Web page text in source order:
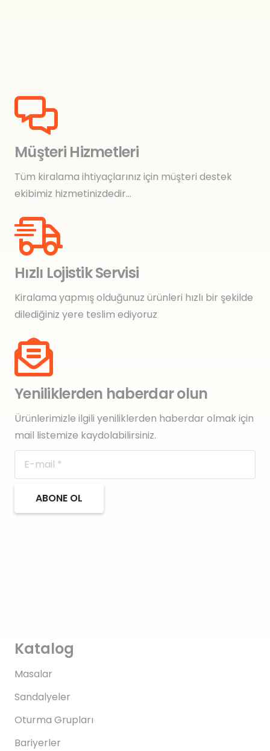
Müşteri Hizmetleri
Tüm kiralama ihtiyaçlarınız için müşteri destek
ekibimiz hizmetinizdedir…
Hızlı Lojistik Servisi
Kiralama yapmış olduğunuz ürünleri hızlı bir şekilde
dilediğiniz yere teslim ediyoruz
Yeniliklerden haberdar olun
Ürünlerimizle ilgili yeniliklerden haberdar olmak için
mail listemize kaydolabilirsiniz.
ABONE OL
Katalog
Masalar
Sandalyeler
Oturma Grupları
Bariyerler